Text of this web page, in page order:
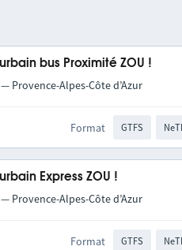
bus Proximité ZOU !
Provence-Alpes-Côte d’Azur
Format GTFS
Express ZOU !
Provence-Alpes-Côte d’Azur
Format GTFS